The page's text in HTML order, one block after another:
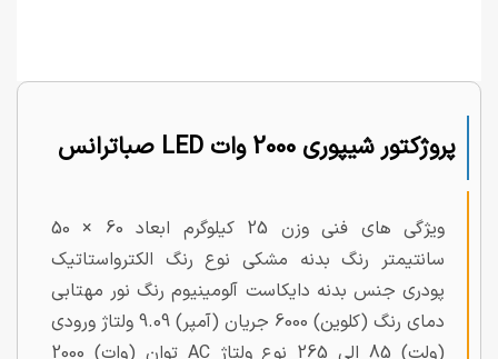
پروژکتور شیپوری 2000 وات LED صباترانس
ویژگی های فنی وزن 25 کیلوگرم ابعاد 60 × 50
سانتیمتر رنگ بدنه مشکی نوع رنگ الکترواستاتیک
پودری جنس بدنه دایکاست آلومینیوم رنگ نور مهتابی
دمای رنگ (کلوین) 6000 جریان (آمپر) 9.09 ولتاژ ورودی
(ولت) 85 الی 265 نوع ولتاژ AC توان (وات) 2000